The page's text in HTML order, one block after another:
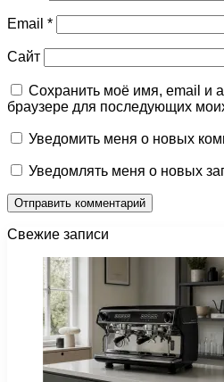
Email *
Сайт
Сохранить моё имя, email и
браузере для последующих
Уведомить меня о новых
Уведомлять меня о новых
Свежие записи